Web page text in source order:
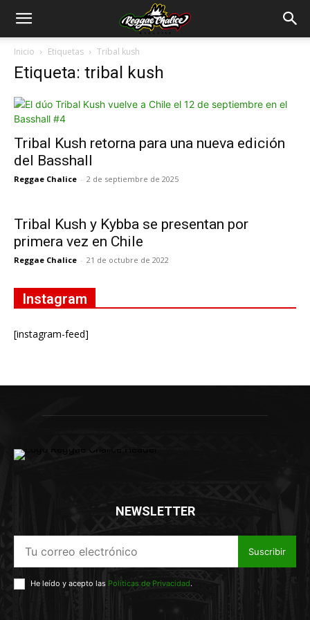
Inicio Etiquetas Tribal kush
Etiqueta: tribal kush
Tribal Kush retorna para una nueva edición
del Basshall
Reggae Chalice - 2 de septiembre de 2025
Tribal Kush y Kybba se presentan por
primera vez en Chile
Reggae Chalice - 21 de octubre de 2022
Instagram
[instagram-feed]
NEWSLETTER
Suscribir
He leído y acepto las Políticas de Privacidad.